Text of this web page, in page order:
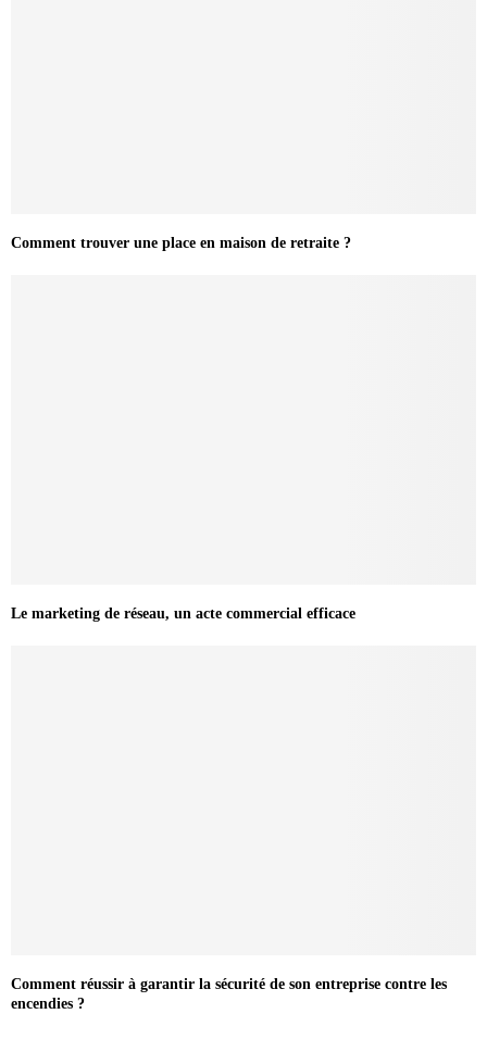
Comment trouver une place en maison de retraite ?
Le marketing de réseau, un acte commercial efficace
Comment réussir à garantir la sécurité de son entreprise contre les
encendies ?